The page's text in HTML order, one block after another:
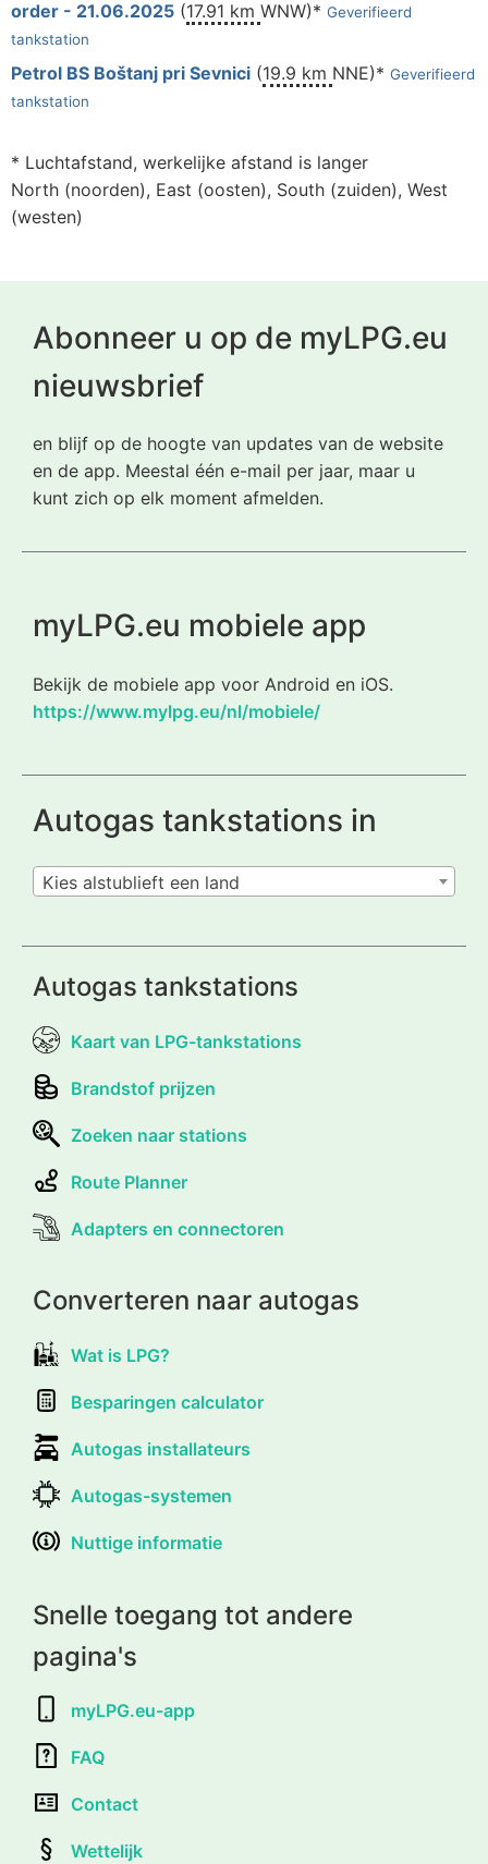
order - 21.06.2025 (17.91 km WNW)* Geverifieerd
tankstation
Petrol BS Boštanj pri Sevnici (19.9 km NNE)* Geverifieerd
tankstation
* Luchtafstand, werkelijke afstand is langer
North (noorden), East (oosten), South (zuiden), West
(westen)
Abonneer u op de myLPG.eu
nieuwsbrief
en blijf op de hoogte van updates van de website
en de app. Meestal één e-mail per jaar, maar u
kunt zich op elk moment afmelden.
myLPG.eu mobiele app
Bekijk de mobiele app voor Android en iOS.
https://www.mylpg.eu/nl/mobiele/
Autogas tankstations in
Kies alstublieft een land
Autogas tankstations
Kaart van LPG-tankstations
Brandstof prijzen
Zoeken naar stations
Route Planner
Adapters en connectoren
Converteren naar autogas
Wat is LPG?
Besparingen calculator
Autogas installateurs
Autogas-systemen
Nuttige informatie
Snelle toegang tot andere
pagina's
myLPG.eu-app
FAQ
Contact
Wettelijk